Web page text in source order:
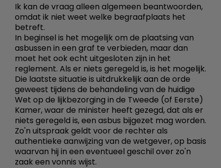
Ik kan de vraag alleen algemeen beantwoorden,
omdat ik niet weet welke begraafplaats het
betreft.
In beginsel is het mogelijk om de plaatsing van
asbussen in een graf te verbieden, maar dan
moet het ook echt uitgesloten zijn in het
reglement. Als er niets geregeld is, is het mogelijk.
Die laatste situatie is uitdrukkelijk aan de orde
geweest tijdens de behandeling van de huidige
Wet op de lijkbezorging in de Tweede (of Eerste)
Kamer, waar de minister heeft gezegd, dat als er
niets geregeld is, een asbus bijgezet mag worden.
Zo'n uitspraak geldt voor de rechter als
authentieke aanwijzing van de wetgever, op basis
waarvan hij in een eventueel geschil over zo'n
zaak een vonnis wijst.